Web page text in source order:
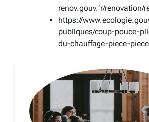
renov.gouv.fr/
https://
publiques/coup-pouce-
du-chauffage-piece-piece